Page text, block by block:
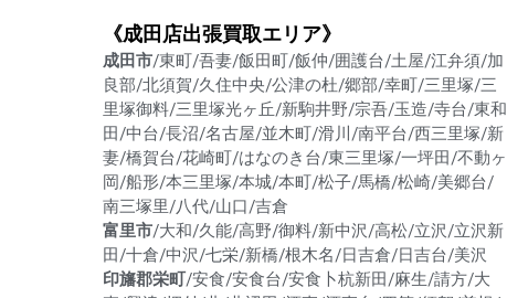
《成田店出張買取エリア》
成田市/東町/吾妻/飯田町/飯仲/囲護台/土屋/江弁須/加
良部/北須賀/久住中央/公津の杜/郷部/幸町/三里塚/三
里塚御料/三里塚光ヶ丘/新駒井野/宗吾/玉造/寺台/東和
田/中台/長沼/名古屋/並木町/滑川/南平台/西三里塚/新
妻/橋賀台/花崎町/はなのき台/東三里塚/一坪田/不動ヶ
岡/船形/本三里塚/本城/本町/松子/馬橋/松崎/美郷台/
南三塚里/八代/山口/吉倉
富里市/大和/久能/高野/御料/新中沢/高松/立沢/立沢新
田/十倉/中沢/七栄/新橋/根木名/日吉倉/日吉台/美沢
印旛郡栄町/安食/安食台/安食卜杭新田/麻生/請方/大